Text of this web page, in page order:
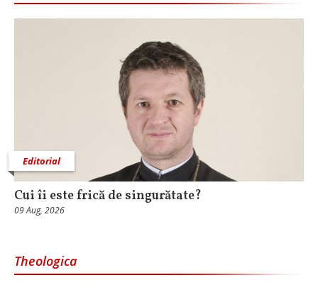
Editorial
Cui îi este frică de singurătate?
09 Aug, 2026
Theologica